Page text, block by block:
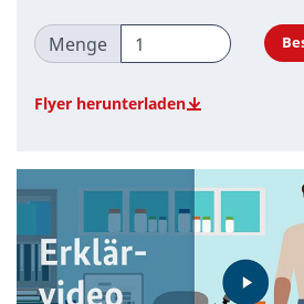
Menge
Flyer herunterladen